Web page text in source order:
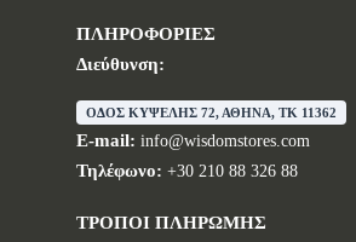
ΠΛΗΡΟΦΟΡΙΕΣ
Διεύθυνση:
ΟΔΟΣ ΚΥΨΕΛΗΣ 72, ΑΘΗΝΑ, TK 11362
E-mail: info@wisdomstores.com
Τηλέφωνο: +30 210 88 326 88
ΤΡΟΠΟΙ ΠΛΗΡΩΜΗΣ